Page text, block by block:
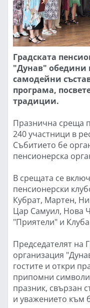
Градската
"Дунав" обедини
самодейни
програма,
традиции.
Празнична среща
240 участници в
Събитието бе
пенсионерска
В срещата се
пенсионерски
Кубрат, Мартен,
Цар Самуил, Нова
"Приятели" и
Председателят на
организация
гостите и откри
припомни
празник, свързан
и уважението към